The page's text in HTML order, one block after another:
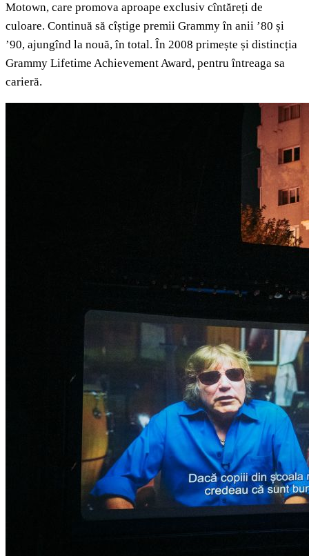
Motown, care promova aproape exclusiv cîntăreți de
culoare. Continuă să cîștige premii Grammy în anii ’80 și
’90, ajungînd la nouă, în total. În 2008 primește și distincția
Grammy Lifetime Achievement Award, pentru întreaga sa
carieră.